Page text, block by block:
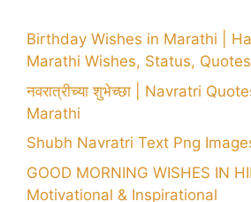
Birthday Wishes in Marathi |
Marathi Wishes, Status,
नवरात्रीच्या शुभेच्छा | Navratri
Marathi
Shubh Navratri Text Png
GOOD MORNING WISHES IN
Motivational & Inspirational